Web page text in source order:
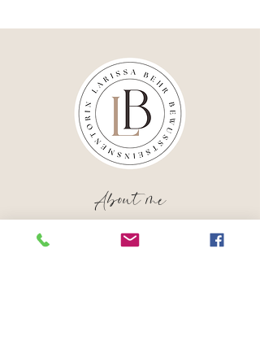
About me
Ich glaube daran, dass jeder Mensch die
Kraft in sich trägt, Heilung, Harmonie